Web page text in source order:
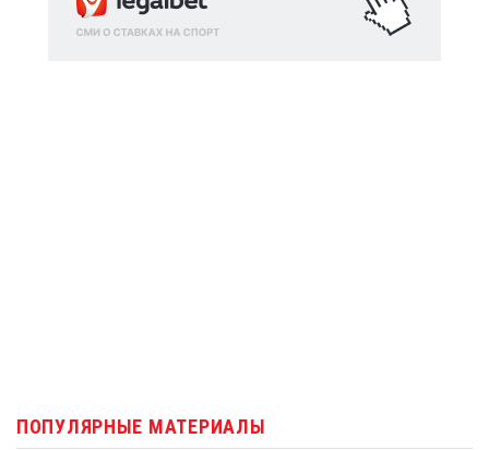
ПОПУЛЯРНЫЕ МАТЕРИАЛЫ